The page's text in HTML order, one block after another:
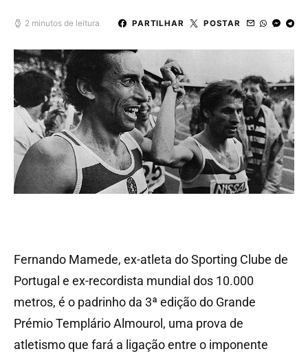
2 minutos de leitura PARTILHAR POSTAR
Fernando Mamede, ex-atleta do Sporting Clube de
Portugal e ex-recordista mundial dos 10.000
metros, é o padrinho da 3ª edição do Grande
Prémio Templário Almourol, uma prova de
atletismo que fará a ligação entre o imponente